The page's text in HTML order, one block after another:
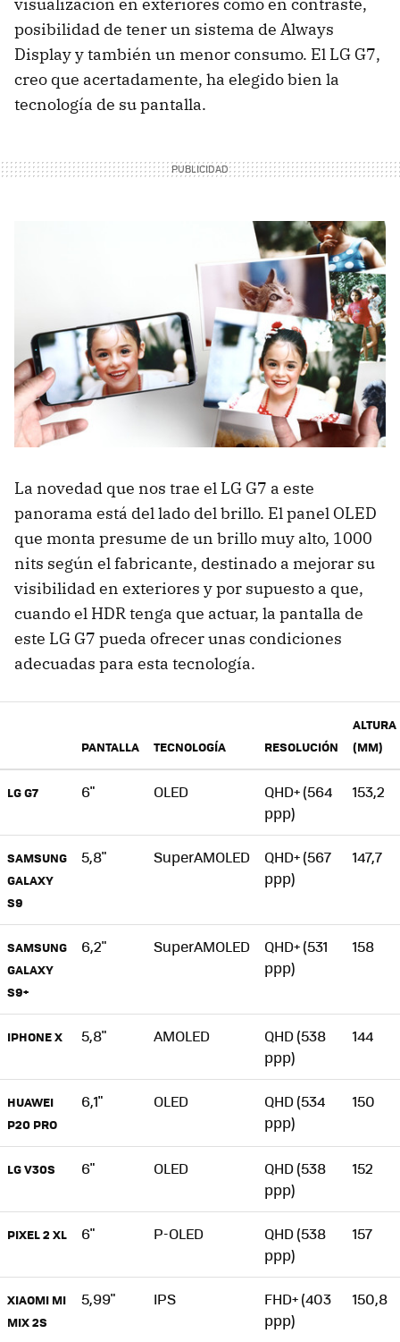
posibilidad de tener un sistema de Always
Display y también un menor consumo. El LG G7,
creo que acertadamente, ha elegido bien la
tecnología de su pantalla.
La novedad que nos trae el LG G7 a este
panorama está del lado del brillo. El panel OLED
que monta presume de un brillo muy alto, 1000
nits según el fabricante, destinado a mejorar su
visibilidad en exteriores y por supuesto a que,
cuando el HDR tenga que actuar, la pantalla de
este LG G7 pueda ofrecer unas condiciones
adecuadas para esta tecnología.
PANTALLA TECNOLOGÍA RESOLUCIÓN
ALTURA
(MM)
LG G7 6" OLED
QHD+ (564
ppp)
153,2
SAMSUNG
GALAXY
S9
5,8" SuperAMOLED
QHD+ (567
ppp)
147,7
SAMSUNG
GALAXY
S9+
6,2" SuperAMOLED
QHD+ (531
ppp)
158
IPHONE X 5,8" AMOLED
QHD (538
ppp)
144
HUAWEI
P20 PRO
6,1" OLED
QHD (534
ppp)
150
LG V30S 6" OLED
QHD (538
ppp)
152
PIXEL 2 XL 6" P-OLED
QHD (538
ppp)
157
XIAOMI MI
MIX 2S
5,99" IPS
FHD+ (403
ppp)
150,8